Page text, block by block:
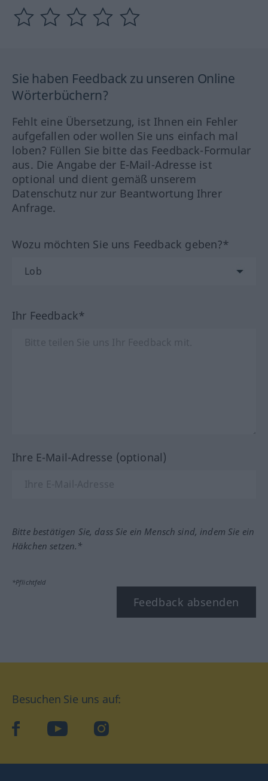
Sie haben Feedback zu unseren Online
Wörterbüchern?
Fehlt eine Übersetzung, ist Ihnen ein Fehler
aufgefallen oder wollen Sie uns einfach mal
loben? Füllen Sie bitte das Feedback-Formular
aus. Die Angabe der E-Mail-Adresse ist
optional und dient gemäß unserem
Datenschutz nur zur Beantwortung Ihrer
Anfrage.
Wozu möchten Sie uns Feedback geben?*
Ihr Feedback*
Ihre E-Mail-Adresse (optional)
Bitte bestätigen Sie, dass Sie ein Mensch sind, indem Sie ein
Häkchen setzen.*
*Pflichtfeld
Feedback absenden
Besuchen Sie uns auf:
facebookYouTube Instagram